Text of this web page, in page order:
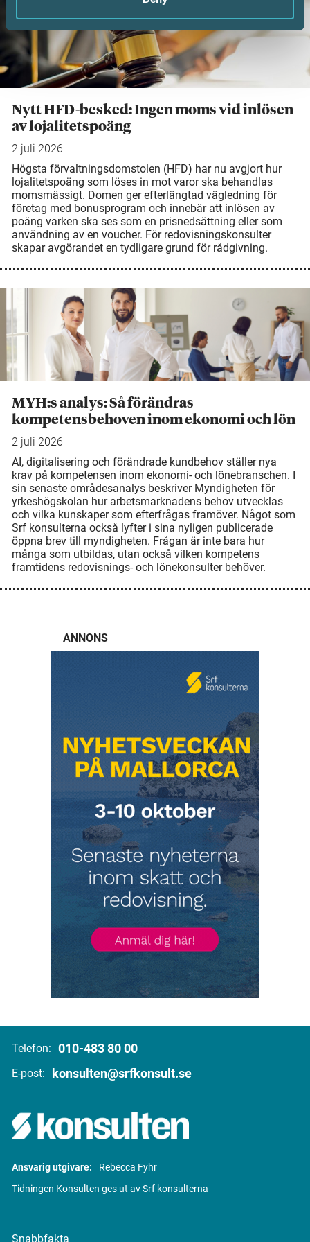
Nytt HFD-besked: Ingen moms vid inlösen
av lojalitetspoäng
2 juli 2026
Högsta förvaltningsdomstolen (HFD) har nu avgjort hur
lojalitetspoäng som löses in mot varor ska behandlas
momsmässigt. Domen ger efterlängtad vägledning för
företag med bonusprogram och innebär att inlösen av
poäng varken ska ses som en prisnedsättning eller som
användning av en voucher. För redovisningskonsulter
skapar avgörandet en tydligare grund för rådgivning.
MYH:s analys: Så förändras
kompetensbehoven inom ekonomi och lön
2 juli 2026
AI, digitalisering och förändrade kundbehov ställer nya
krav på kompetensen inom ekonomi- och lönebranschen. I
sin senaste områdesanalys beskriver Myndigheten för
yrkeshögskolan hur arbetsmarknadens behov utvecklas
och vilka kunskaper som efterfrågas framöver. Något som
Srf konsulterna också lyfter i sina nyligen publicerade
öppna brev till myndigheten. Frågan är inte bara hur
många som utbildas, utan också vilken kompetens
framtidens redovisnings- och lönekonsulter behöver.
ANNONS
Telefon: 010-483 80 00
E-post: konsulten@srfkonsult.se
Ansvarig utgivare:
Rebecca Fyhr
Tidningen Konsulten ges ut av Srf konsulterna
Snabbfakta